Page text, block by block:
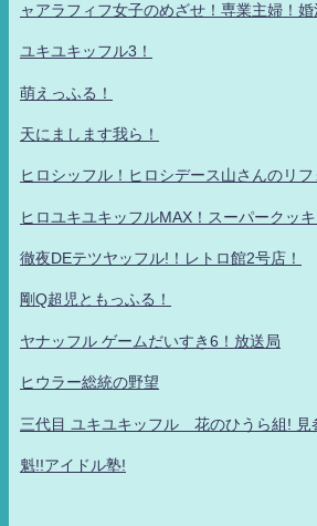
ャアラフィフ女子のめざせ！専業主婦！
ユキユキッフル3！
萌えっふる！
天にまします我ら！
ヒロシッフル！ヒロシデース山さんのリフ
ヒロユキユキッフルMAX！スーパークッキ
徹夜DEテツヤッフル!！レトロ館2号店！
剛Q超児ともっふる！
ヤナッフル ゲームだいすき6！放送局
ヒウラー総統の野望
三代目 ユキユキッフル 花のひうら組! 見
魁!!アイドル塾!